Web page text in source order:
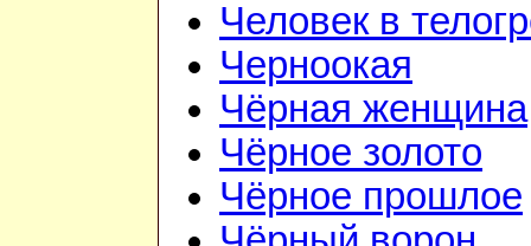
Человек в
Черноокая
Чёрная женщина
Чёрное золото
Чёрное прошлое